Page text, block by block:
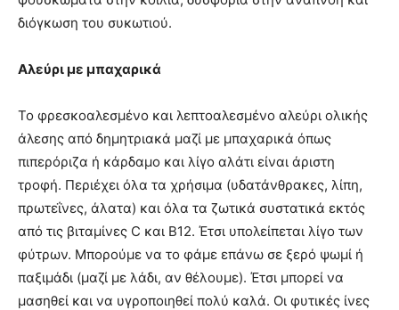
διόγκωση του συκωτιού.
Αλεύρι με μπαχαρικά
Το φρεσκοαλεσμένο και λεπτοαλεσμένο αλεύρι ολικής
άλεσης από δημητριακά μαζί με μπαχαρικά όπως
πιπερόριζα ή κάρδαμο και λίγο αλάτι είναι άριστη
τροφή. Περιέχει όλα τα χρήσιμα (υδατάνθρακες, λίπη,
πρωτεΐνες, άλατα) και όλα τα ζωτικά συστατικά εκτός
από τις βιταμίνες C και Β12. Έτσι υπολείπεται λίγο των
φύτρων. Μπορούμε να το φάμε επάνω σε ξερό ψωμί ή
παξιμάδι (μαζί με λάδι, αν θέλουμε). Έτσι μπορεί να
μασηθεί και να υγροποιηθεί πολύ καλά. Οι φυτικές ίνες